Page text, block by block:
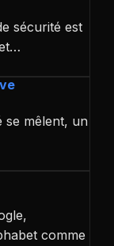
sécurité est
se mêlent, un
comme